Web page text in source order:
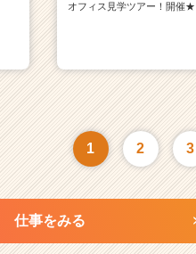
オフィス見学ツアー！開催★
1 2 3
仕事をみる